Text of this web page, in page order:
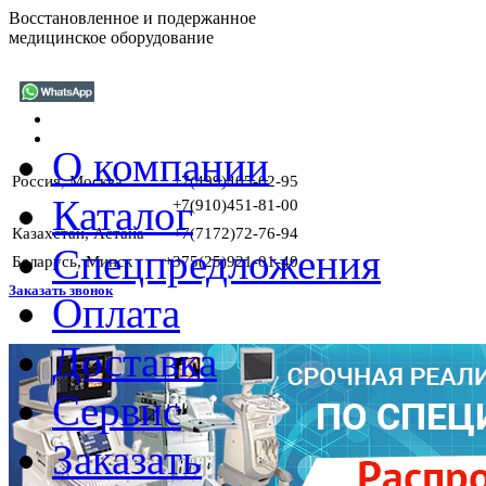
Восстановленное и подержанное
медицинское оборудование
Россия, Москва
+7(499)405-02-95
+7(910)451-81-00
Казахстан, Астана
+7(7172)72-76-94
Беларусь, Минск
+375(25)921-01-40
Заказать звонок
О компании
Каталог
Спецпредложения
Оплата
Доставка
Сервис
Заказать